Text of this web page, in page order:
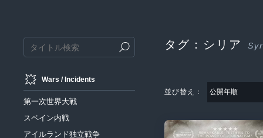
Wars / Incidents
第一次世界大戦
スペイン内戦
アイルランド独立戦争
タグ：シリア
並び替え：